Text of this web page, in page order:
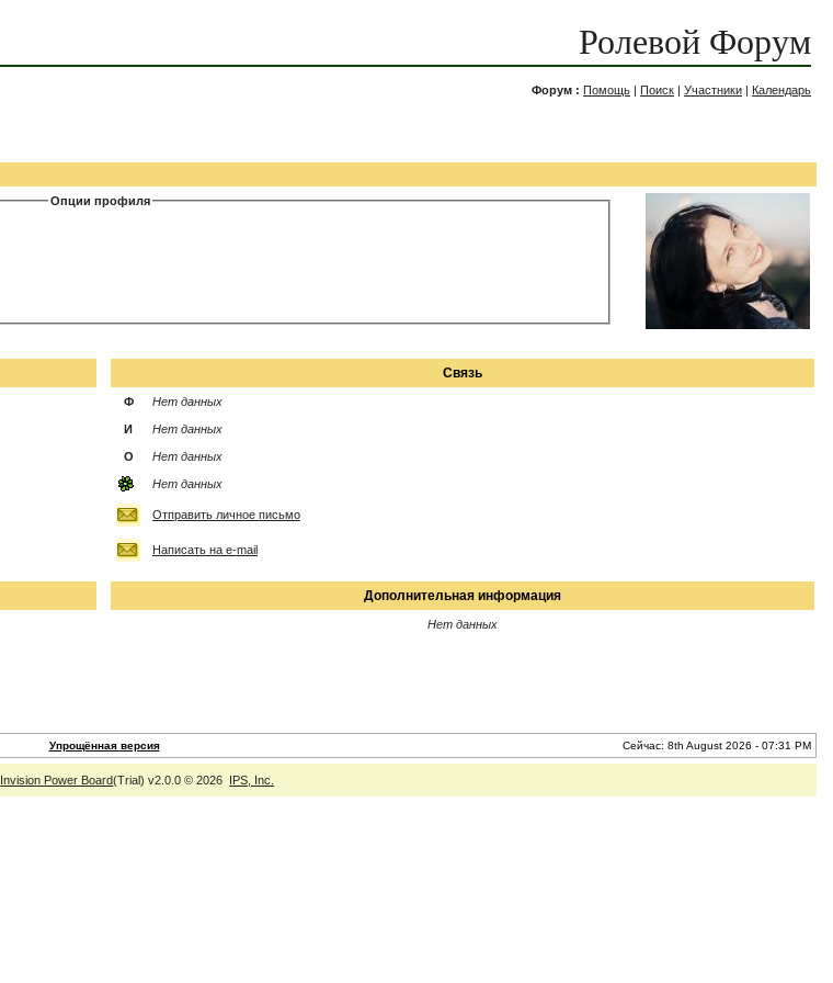
Ролевой Форум
Форум : Помощь | Поиск | Участники | Календарь
Опции профиля
Связь
Ф Нет данных
И Нет данных
О Нет данных
Нет данных
Отправить личное письмо
Написать на e-mail
Дополнительная информация
Нет данных
Упрощённая версия Сейчас: 8th August 2026 - 07:31 PM
Invision Power Board(Trial) v2.0.0 © 2026 IPS, Inc.